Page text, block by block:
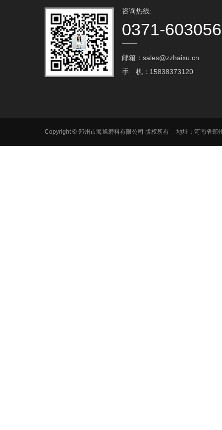
咨询热线:
0371-
邮箱：sales@zzhaixu.cn
手 机：15838373120
Copyright © 郑州市海旭磨料有限公司 版权所有 地址：河南省